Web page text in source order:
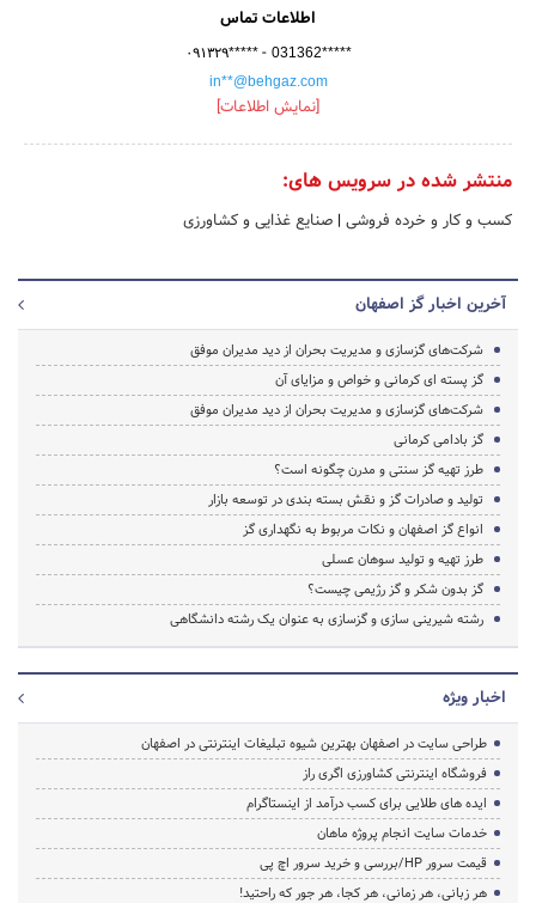
اطلاعات تماس
۰۹۱۳۲۹***** - 031362*****
in**@behgaz.com
[نمایش اطلاعات]
منتشر شده در سرویس های:
کسب و کار و خرده فروشی | صنایع غذایی و کشاورزی
آخرین اخبار گز اصفهان
شرکت‌های گزسازی و مدیریت بحران از دید مدیران موفق
گز پسته ای کرمانی و خواص و مزایای آن
شرکت‌های گزسازی و مدیریت بحران از دید مدیران موفق
گز بادامی کرمانی
طرز تهیه گز سنتی و مدرن چگونه است؟
تولید و صادرات گز و نقش بسته بندی در توسعه بازار
انواع گز اصفهان و نکات مربوط به نگهداری گز
طرز تهیه و تولید سوهان عسلی
گز بدون شکر و گز رژیمی چیست؟
رشته شیرینی سازی و گزسازی به عنوان یک رشته دانشگاهی
اخبار ویژه
طراحی سایت در اصفهان بهترین شیوه تبلیغات اینترنتی در اصفهان
فروشگاه اینترنتی کشاورزی اگری راز
ایده های طلایی برای کسب درآمد از اینستاگرام
خدمات سایت انجام پروژه ماهان
قیمت سرور HP/بررسی و خرید سرور اچ پی
هر زبانی، هر زمانی، هر کجا، هر جور که راحتید!